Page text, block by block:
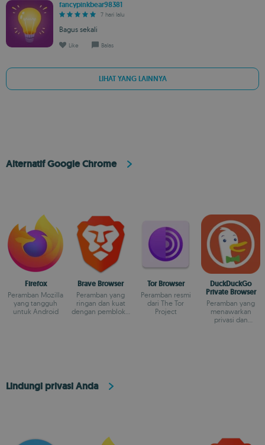
fancypinkbear98381
7 hari lalu
Bagus sekali
Like Balas
LIHAT YANG LAINNYA
Alternatif Google Chrome
Firefox
Peramban Mozilla
yang tangguh
untuk Android
Brave Browser
Peramban yang
ringan dan kuat
dengan pemblokir
Tor Browser
Peramban resmi
dari The Tor
Project
DuckDuckGo
Private Browser
Peramban yang
menawarkan
privasi dan
Lindungi privasi Anda